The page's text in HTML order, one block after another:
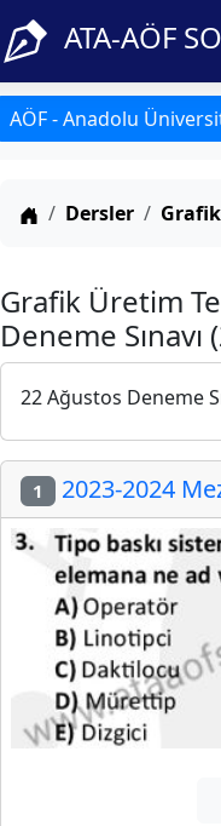
ATA-AÖF
AÖF - Anadolu
Anasayfa
Dersler
Grafik Üretim
Deneme
22 Ağustos Deneme
1 2023-2024